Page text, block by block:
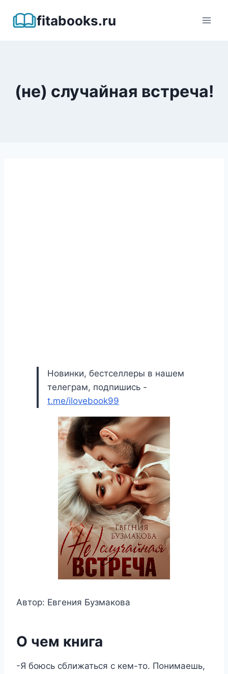
fitabooks.ru
(не) случайная встреча!
Новинки, бестселлеры в нашем
телеграм, подпишись -
t.me/ilovebook99
Автор: Евгения Бузмакова
О чем книга
-Я боюсь сближаться с кем-то. Понимаешь,